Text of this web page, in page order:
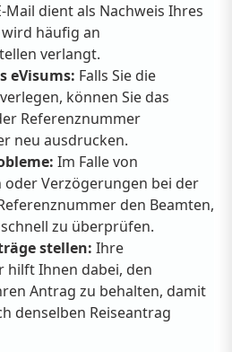
Mail dient als Nachweis Ihres
häufig an
verlangt.
eVisums: Falls Sie die
können Sie das
Referenznummer
neu ausdrucken.
Im Falle von
Verzögerungen bei der
den Beamten,
zu überprüfen.
stellen: Ihre
hilft Ihnen dabei, den
Antrag zu behalten, damit
denselben Reiseantrag